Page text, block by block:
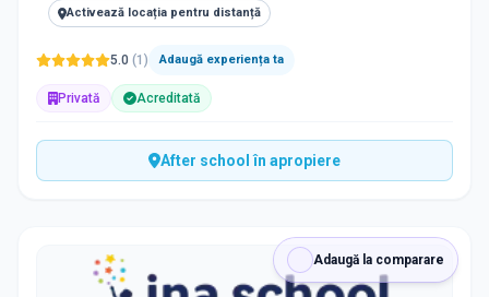
Activează locația pentru distanță
5.0 (1 ) Adaugă experiența ta
Privată Acreditată
After school în apropiere
Adaugă la comparare